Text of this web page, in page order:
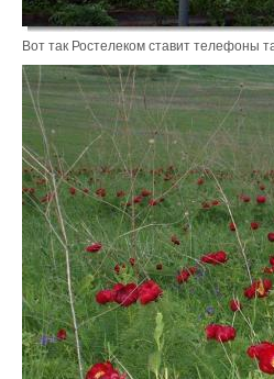
Вот так Ростелеком ставит телефоны